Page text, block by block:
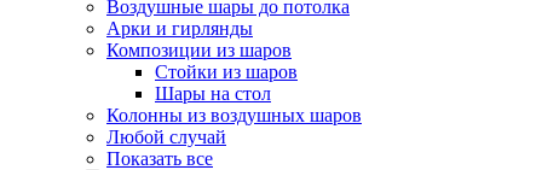
Воздушные шары до потолка
Арки и гирлянды
Композиции из шаров
Стойки из шаров
Шары на стол
Колонны из воздушных шаров
Любой случай
Показать все